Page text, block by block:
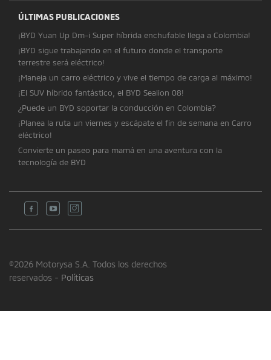
ÚLTIMAS PUBLICACIONES
¡BYD Yuan Up Dm-i Super híbrida enchufable llega a Colombia!
¡BYD sigue trabajando en el futuro donde el transporte
terrestre será eléctrico!
¡Maneja un carro eléctrico y vive el tiempo de carga al máximo!
¡El SUV híbrido fantástico, el BYD Sealion 08!
¿Puede un BYD soportar la conducción en Colombia?
¡Planea la ruta un viernes y escápate el fin de semana en Carro
eléctrico!
Convierte un paseo para mamá en una aventura con la
tecnología de BYD
©2026 Motorysa S.A. Todos los derechos
reservados - Políticas